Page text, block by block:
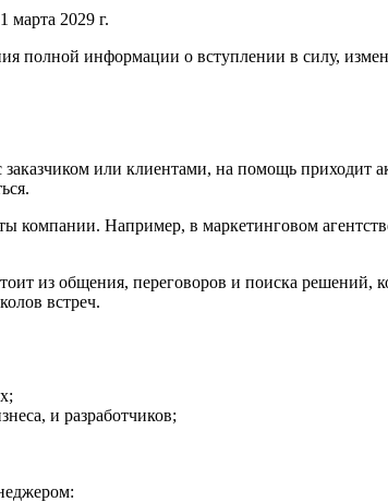
марта 2029 г.
полной информации о вступлении в силу,
или клиентами, на помощь приходит
компании. Например, в маркетинговом
из общения, переговоров и поиска решений,
встреч.
и разработчиков;